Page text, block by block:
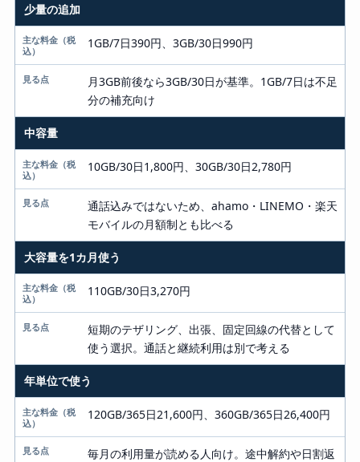
少量の追加
1GB/7日390円、3GB/30日990円
月3GB前後なら3GB/30日が基準。1GB/7日は不足
分の補充向け
中容量
10GB/30日1,800円、30GB/30日2,780円
通話込みではないため、ahamo・LINEMO・楽天
モバイルの月額制とも比べる
大容量を1カ月使う
110GB/30日3,270円
短期のテザリング、出張、固定回線の代替として
使う選択。通話と継続利用は別で考える
年単位で使う
120GB/365日21,600円、360GB/365日26,400円
毎月の利用量が読める人向け。途中解約や日割返